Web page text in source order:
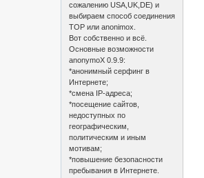
сожалению USA,UK,DE) и
выбираем способ соединения
ТОР или anonimox.
Вот собственно и всё.
Основные возможности
anonymoX 0.9.9:
*анонимный серфинг в
Интернете;
*смена IP-адреса;
*посещение сайтов,
недоступных по
географическим,
политическим и иным
мотивам;
*повышение безопасности
пребывания в Интернете.